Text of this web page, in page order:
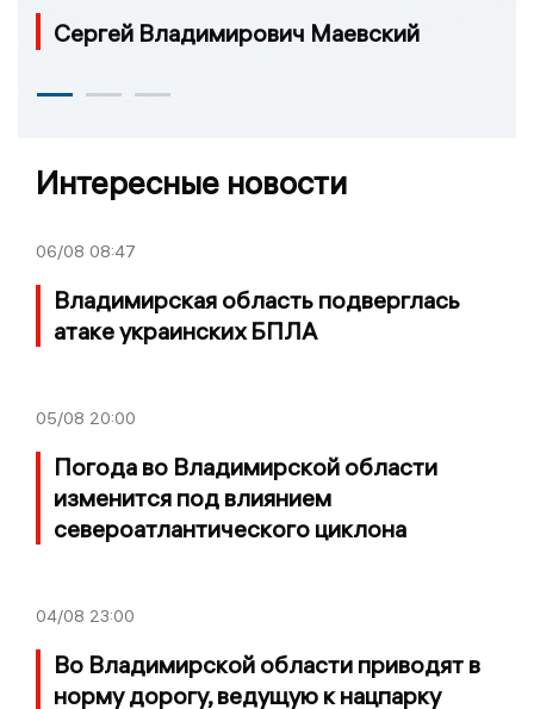
Сергей Владимирович Маевский
Интересные новости
06/08 08:47
Владимирская область подверглась
атаке украинских БПЛА
05/08 20:00
Погода во Владимирской области
изменится под влиянием
североатлантического циклона
04/08 23:00
Во Владимирской области приводят в
норму дорогу, ведущую к нацпарку